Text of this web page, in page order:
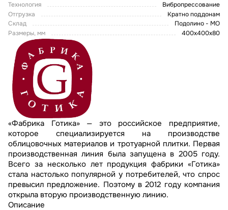
Технология
Вибропрессование
Отгрузка
Кратно поддонам
Склад
Подолино - МО
Размеры, мм
400х400х80
«Фабрика Готика» — это российское предприятие,
которое специализируется на производстве
облицовочных материалов и тротуарной плитки. Первая
производственная линия была запущена в 2005 году.
Всего за несколько лет продукция фабрики «Готика»
стала настолько популярной у потребителей, что спрос
превысил предложение. Поэтому в 2012 году компания
открыла вторую производственную линию.
Описание